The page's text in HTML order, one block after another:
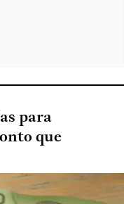
para
que